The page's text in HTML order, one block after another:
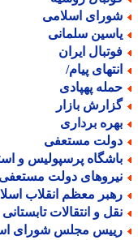
اسلامی
سلمانی
ایران
پیام/
پهپادی
بازار
برداری
مستعفی
پرسپولیس و
دولت مستعفی
معظم انقلاب اسلامی
و انتقالات تابستانی
مجلس شورای